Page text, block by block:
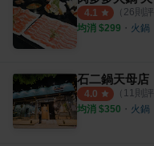
4.1 （ 26則評
均消 $299 ・ 火鍋
石二鍋天母店
4.0 （ 11 則評
均消 $350 ・ 火鍋